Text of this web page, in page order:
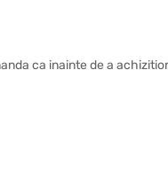
ca inainte de a